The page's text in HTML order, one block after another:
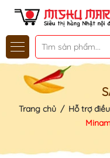
Trang chủ / Hỗ trợ